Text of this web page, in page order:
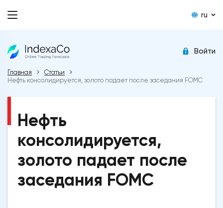
ru
Войти
Главная
Статьи
Нефть консолидируется, золото падает после заседания FOMC
Нефть
консолидируется,
золото падает после
заседания FOMC